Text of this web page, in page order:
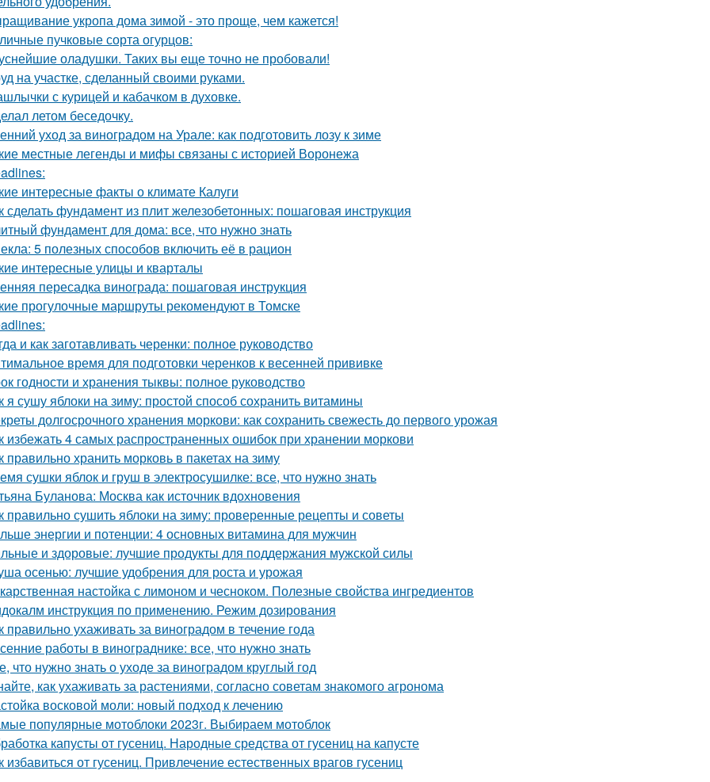
укропа дома зимой - это проще, чем кажется!
пучковые сорта огурцов:
оладушки. Таких вы еще точно не пробовали!
на участке, сделанный своими руками.
с курицей и кабачком в духовке.
летом беседочку.
уход за виноградом на Урале: как подготовить лозу к зиме
местные легенды и мифы связаны с историей Воронежа
интересные факты о климате Калуги
сделать фундамент из плит железобетонных: пошаговая инструкция
фундамент для дома: все, что нужно знать
5 полезных способов включить её в рацион
интересные улицы и кварталы
пересадка винограда: пошаговая инструкция
прогулочные маршруты рекомендуют в Томске
и как заготавливать черенки: полное руководство
время для подготовки черенков к весенней прививке
годности и хранения тыквы: полное руководство
я сушу яблоки на зиму: простой способ сохранить витамины
долгосрочного хранения моркови: как сохранить свежесть до первого урожая
избежать 4 самых распространенных ошибок при хранении моркови
правильно хранить морковь в пакетах на зиму
сушки яблок и груш в электросушилке: все, что нужно знать
Буланова: Москва как источник вдохновения
правильно сушить яблоки на зиму: проверенные рецепты и советы
энергии и потенции: 4 основных витамина для мужчин
и здоровые: лучшие продукты для поддержания мужской силы
осенью: лучшие удобрения для роста и урожая
настойка с лимоном и чесноком. Полезные свойства ингредиентов
инструкция по применению. Режим дозирования
правильно ухаживать за виноградом в течение года
работы в винограднике: все, что нужно знать
что нужно знать о уходе за виноградом круглый год
как ухаживать за растениями, согласно советам знакомого агронома
восковой моли: новый подход к лечению
популярные мотоблоки 2023г. Выбираем мотоблок
капусты от гусениц. Народные средства от гусениц на капусте
избавиться от гусениц. Привлечение естественных врагов гусениц